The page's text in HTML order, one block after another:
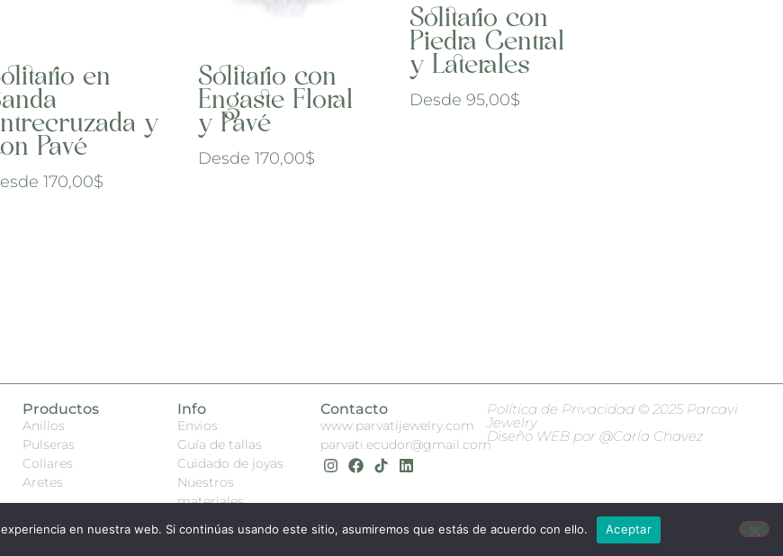
en
y
Pavé
170,00$
Solitario con
Engaste Floral
y Pavé
Desde 170,00$
Solitario con
Piedra Central
y Laterales
Desde95,00$
Productos
Anillos
Pulseras
Collares
Aretes
Info
Envios
Guía de tallas
Cuidado de joyas
Nuestros
materiales
Contacto
www.parvatijewelry.com
parvati.ecudor@gmail.com
Política de Privacidad © 2025 Parcavi
Jewelry
Diseño WEB por @Carla Chavez
en nuestra web. Si continúas usando este sitio, asumiremos que estás de acuerdo con ello. Aceptar